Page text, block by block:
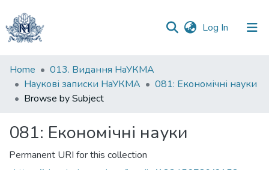
Log In (current)
Communities
&
Collections
Home
013. Видання НаУКМА
Наукові записки НаУКМА
081: Економічні науки
Browse by Subject
081: Економічні науки
Permanent URI for this collection